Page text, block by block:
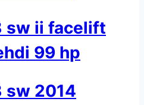
sw ii facelift
99 hp
sw 2014